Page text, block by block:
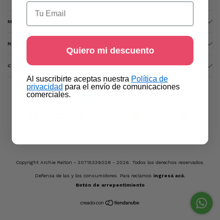
MENÚ
NAVEGACIÓN
CONTACTO
Copyright Archie Reiton - 30715339028 - 2026. Todos los derechos reservados.
Defensa de las y los consumidores. Para reclamos ingresá acá.
Botón de arrepentimiento
Email
Quiero mi descuento
​Al suscribirte aceptas nuestra Política de
privacidad​ para el envío de comunicaciones
comerciales.